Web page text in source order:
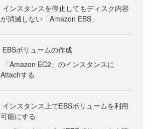
インスタンスを停止してもディスク内容
が消滅しない「Amazon EBS」
EBSボリュームの作成
「Amazon EC2」のインスタンスに
Attachする
インスタンス上でEBSボリュームを利用
可能にする